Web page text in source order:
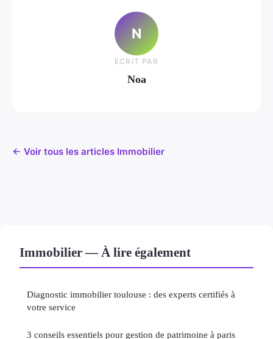
N
ECRIT PAR
Noa
← Voir tous les articles Immobilier
Immobilier — À lire également
Diagnostic immobilier toulouse : des experts certifiés à
votre service
3 conseils essentiels pour gestion de patrimoine à paris